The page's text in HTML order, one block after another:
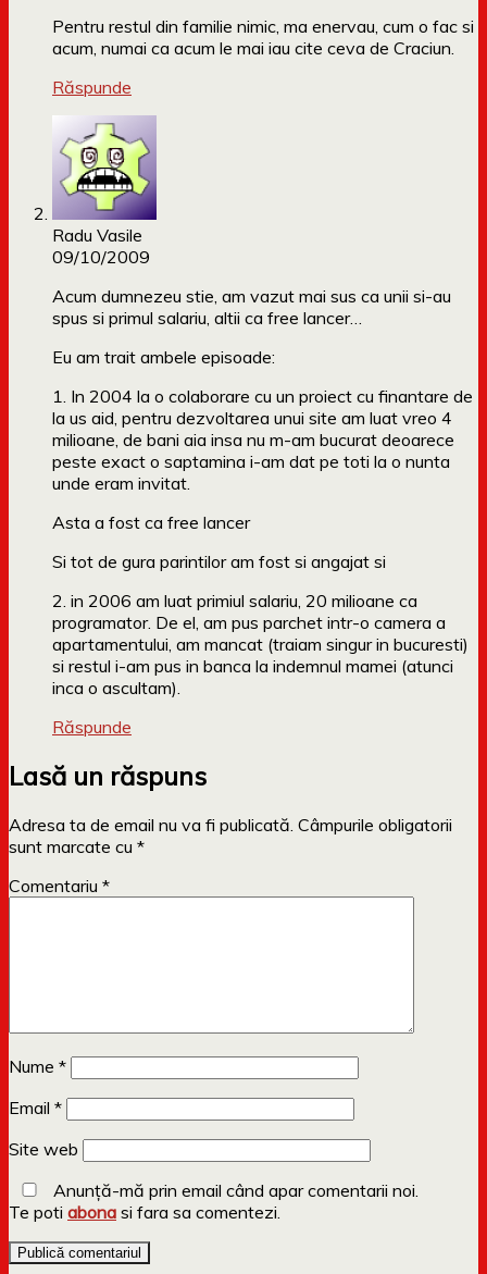
Pentru restul din familie nimic, ma enervau, cum o fac si
acum, numai ca acum le mai iau cite ceva de Craciun.
Răspunde
Radu Vasile
09/10/2009
Acum dumnezeu stie, am vazut mai sus ca unii si-au
spus si primul salariu, altii ca free lancer…
Eu am trait ambele episoade:
1. In 2004 la o colaborare cu un proiect cu finantare de
la us aid, pentru dezvoltarea unui site am luat vreo 4
milioane, de bani aia insa nu m-am bucurat deoarece
peste exact o saptamina i-am dat pe toti la o nunta
unde eram invitat.
Asta a fost ca free lancer
Si tot de gura parintilor am fost si angajat si
2. in 2006 am luat primiul salariu, 20 milioane ca
programator. De el, am pus parchet intr-o camera a
apartamentului, am mancat (traiam singur in bucuresti)
si restul i-am pus in banca la indemnul mamei (atunci
inca o ascultam).
Răspunde
Lasă un răspuns
Adresa ta de email nu va fi publicată. Câmpurile obligatorii
sunt marcate cu *
Comentariu *
Nume *
Email *
Site web
Anunță-mă prin email când apar comentarii noi.
Te poti abona si fara sa comentezi.